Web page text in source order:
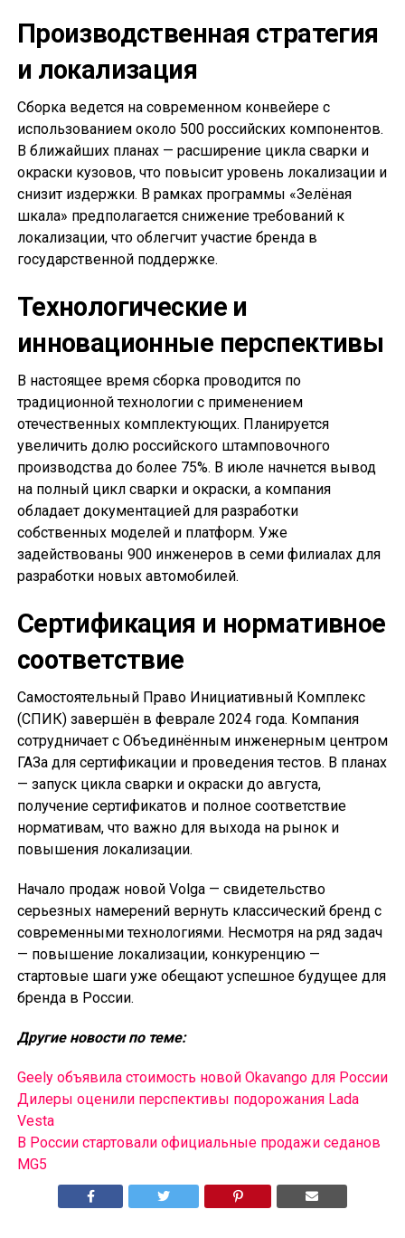
Производственная стратегия
и локализация
Сборка ведется на современном конвейере с
использованием около 500 российских компонентов.
В ближайших планах — расширение цикла сварки и
окраски кузовов, что повысит уровень локализации и
снизит издержки. В рамках программы «Зелёная
шкала» предполагается снижение требований к
локализации, что облегчит участие бренда в
государственной поддержке.
Технологические и
инновационные перспективы
В настоящее время сборка проводится по
традиционной технологии с применением
отечественных комплектующих. Планируется
увеличить долю российского штамповочного
производства до более 75%. В июле начнется вывод
на полный цикл сварки и окраски, а компания
обладает документацией для разработки
собственных моделей и платформ. Уже
задействованы 900 инженеров в семи филиалах для
разработки новых автомобилей.
Сертификация и нормативное
соответствие
Самостоятельный Право Инициативный Комплекс
(СПИК) завершён в феврале 2024 года. Компания
сотрудничает с Объединённым инженерным центром
ГАЗа для сертификации и проведения тестов. В планах
— запуск цикла сварки и окраски до августа,
получение сертификатов и полное соответствие
нормативам, что важно для выхода на рынок и
повышения локализации.
Начало продаж новой Volga — свидетельство
серьезных намерений вернуть классический бренд с
современными технологиями. Несмотря на ряд задач
— повышение локализации, конкуренцию —
стартовые шаги уже обещают успешное будущее для
бренда в России.
Другие новости по теме:
Geely объявила стоимость новой Okavango для России
Дилеры оценили перспективы подорожания Lada
Vesta
В России cтартовали официальные продажи седанов
MG5